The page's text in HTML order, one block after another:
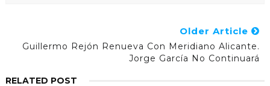
Older Article
Guillermo Rejón Renueva Con Meridiano Alicante.
Jorge García No Continuará
RELATED POST